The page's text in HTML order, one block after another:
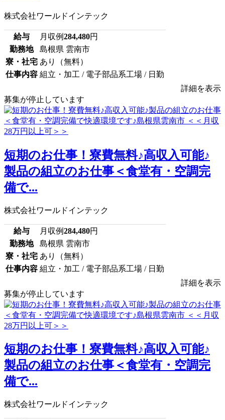
株式会社ワールドインテック
給与 月収例284,480円
勤務地
島根県 雲南市
寮・社宅 あり（無料）
仕事内容 組立・加工 / 電子部品系工場 / 日勤
詳細を表示
募集が停止しています
短期のお仕事！寮費無料♪高収入可能♪
製品の組立のお仕事＜食堂有・空調完
備で...
株式会社ワールドインテック
給与 月収例284,480円
勤務地
島根県 雲南市
寮・社宅 あり（無料）
仕事内容 組立・加工 / 電子部品系工場 / 日勤
詳細を表示
募集が停止しています
短期のお仕事！寮費無料♪高収入可能♪
製品の組立のお仕事＜食堂有・空調完
備で...
株式会社ワールドインテック